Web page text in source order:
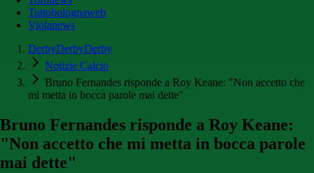
Tuttobolognaweb
Violanews
DerbyDerbyDerby
Notizie Calcio
Bruno Fernandes risponde a Roy Keane: "Non accetto che
mi metta in bocca parole mai dette"
Bruno Fernandes risponde a Roy Keane:
"Non accetto che mi metta in bocca parole
mai dette"